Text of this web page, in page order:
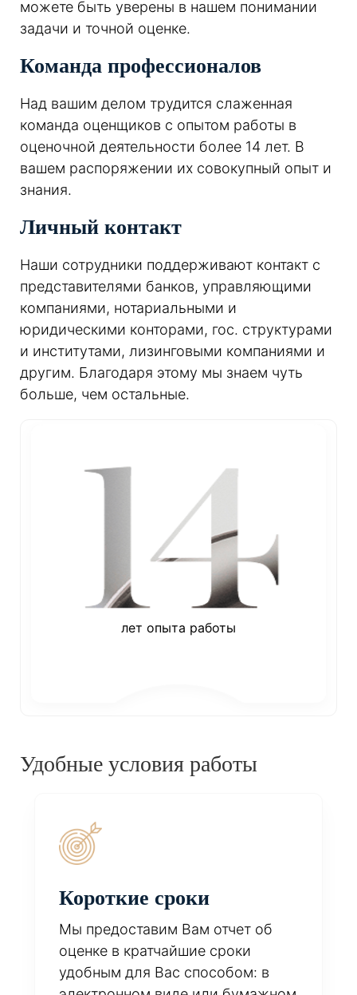
можете быть уверены в нашем понимании
задачи и точной оценке.
Команда профессионалов
Над вашим делом трудится слаженная
команда оценщиков с опытом работы в
оценочной деятельности более 14 лет. В
вашем распоряжении их совокупный опыт и
знания.
Личный контакт
Наши сотрудники поддерживают контакт с
представителями банков, управляющими
компаниями, нотариальными и
юридическими конторами, гос. структурами
и институтами, лизинговыми компаниями и
другим. Благодаря этому мы знаем чуть
больше, чем остальные.
лет опыта работы
Удобные условия работы
Короткие сроки
Мы предоставим Вам отчет об
оценке в кратчайшие сроки
удобным для Вас способом: в